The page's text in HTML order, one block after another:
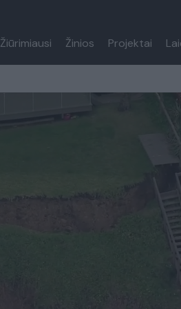
Žiūrimiausi Žinios Projektai